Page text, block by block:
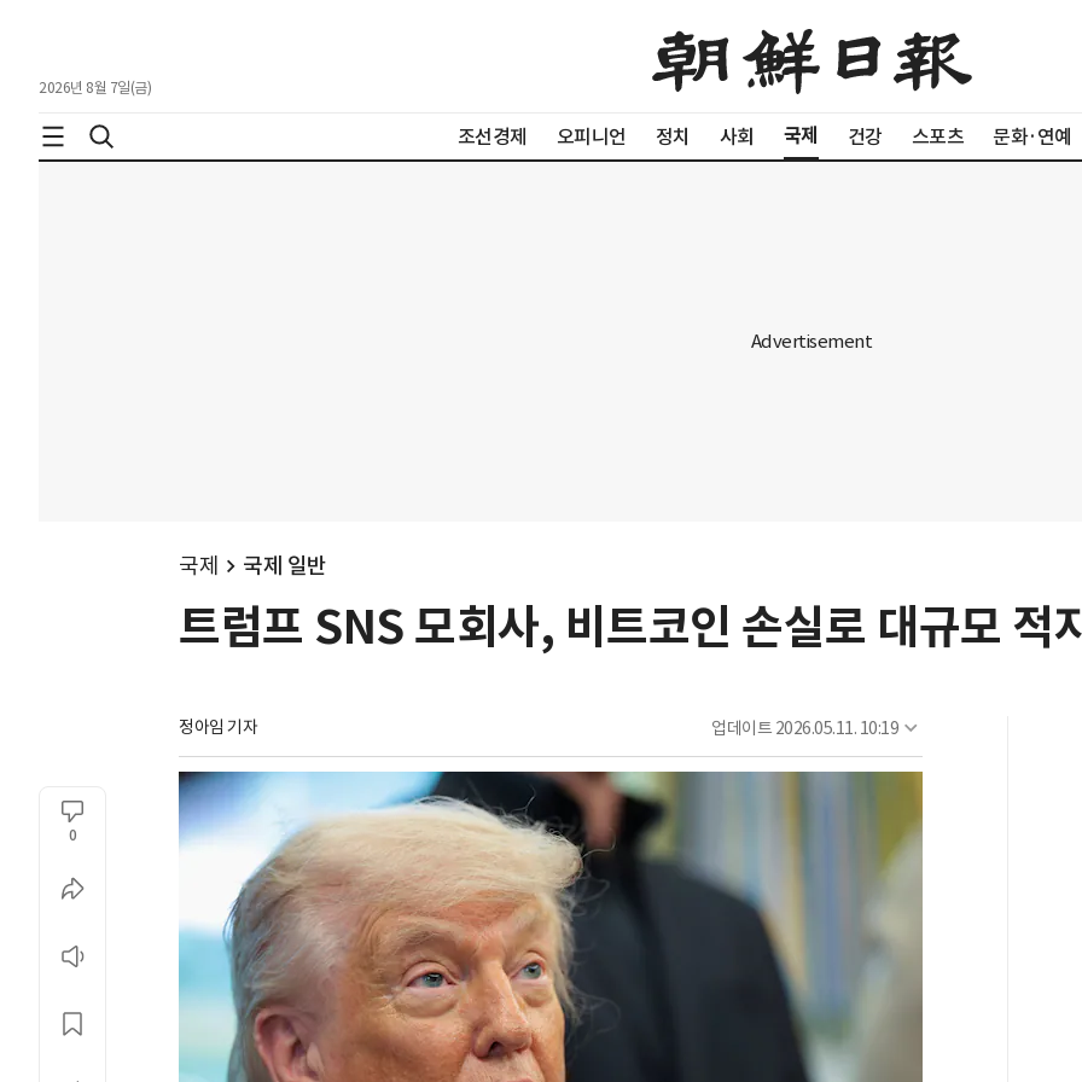
2026년 8월 7일(금)
조선경제 오피니언 정치 사회 국제 건강 스포츠 문화·연예
국제 국제 일반
트럼프 SNS 모회사, 비트코인 손실로 대규모 적
정아임 기자 업데이트 2026.05.11. 10:19
0